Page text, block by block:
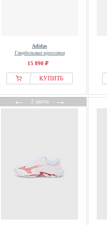
Adidas
Гандбольные кроссовки
15 890 ₽
КУПИТЬ
←2 цвета→